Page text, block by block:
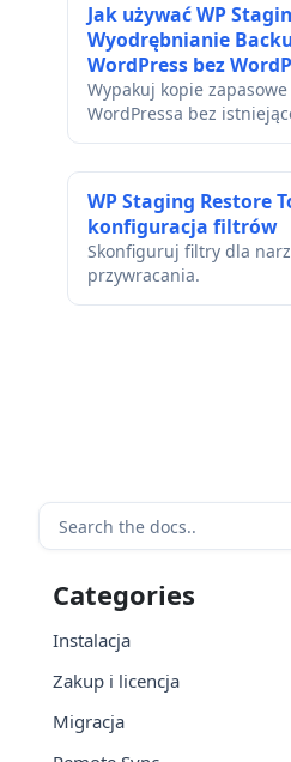
Jak używać WP
Wyodrębnianie
WordPress bez
Wypakuj kopie
WordPressa bez
WP Staging Restore
konfiguracja filtrów
Skonfiguruj filtry dla
przywracania.
Categories
Instalacja
Zakup i licencja
Migracja